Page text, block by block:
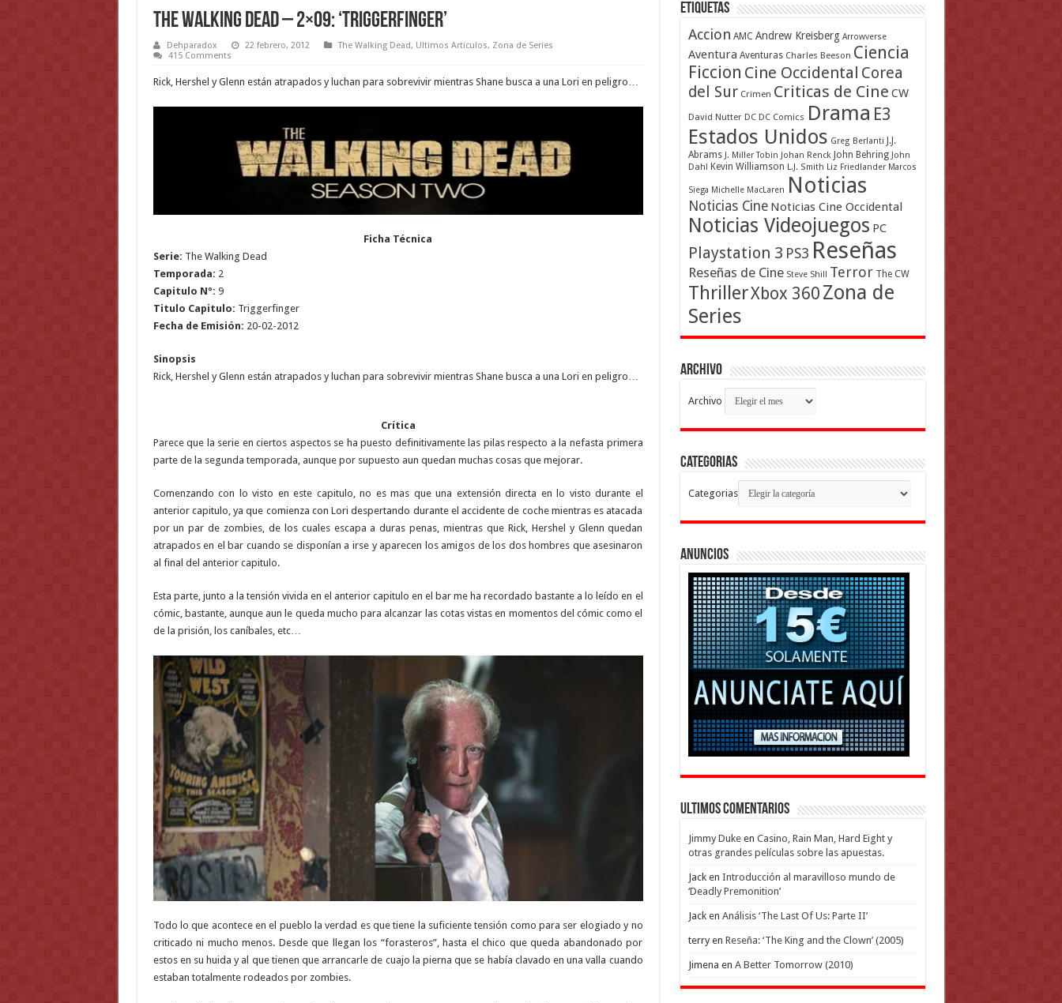
The Walking Dead – 2×09: ‘Triggerfinger’
Dehparadox 22 febrero, 2012 The Walking Dead, Ultimos Articulos, Zona de Series
415 Comments
Rick, Hershel y Glenn están atrapados y luchan para sobrevivir mientras Shane busca a una Lori en peligro…
Ficha Técnica
Serie: The Walking Dead
Temporada: 2
Capitulo Nº: 9
Titulo Capitulo: Triggerfinger
Fecha de Emisión: 20-02-2012
Sinopsis
Rick, Hershel y Glenn están atrapados y luchan para sobrevivir mientras Shane busca a una Lori en peligro…
Crítica
Parece que la serie en ciertos aspectos se ha puesto definitivamente las pilas respecto a la nefasta primera
parte de la segunda temporada, aunque por supuesto aun quedan muchas cosas que mejorar.
Comenzando con lo visto en este capitulo, no es mas que una extensión directa en lo visto durante el
anterior capitulo, ya que comienza con Lori despertando durante el accidente de coche mientras es atacada
por un par de zombies, de los cuales escapa a duras penas, mientras que Rick, Hershel y Glenn quedan
atrapados en el bar cuando se disponían a irse y aparecen los amigos de los dos hombres que asesinaron
al final del anterior capitulo.
Esta parte, junto a la tensión vivida en el anterior capitulo en el bar me ha recordado bastante a lo leído en el
cómic, bastante, aunque aun le queda mucho para alcanzar las cotas vistas en momentos del cómic como el
de la prisión, los caníbales, etc…
Todo lo que acontece en el pueblo la verdad es que tiene la suficiente tensión como para ser elogiado y no
criticado ni mucho menos. Desde que llegan los “forasteros”, hasta el chico que queda abandonado por
estos en su huida y al que tienen que arrancarle de cuajo la pierna que se había clavado en una valla cuando
estaban totalmente rodeados por zombies.
Etiquetas
Accion AMC Andrew Kreisberg Arrowverse
Aventura Aventuras Charles Beeson Ciencia
Ficcion Cine Occidental Corea
del Sur Crimen Criticas de Cine CW
David Nutter DC DC Comics Drama E3
Estados Unidos Greg Berlanti
J.J.
Abrams J. Miller Tobin Johan Renck John Behring John
Dahl Kevin Williamson L.J. Smith Liz Friedlander Marcos
Siega Michelle MacLaren Noticias
Noticias Cine Noticias Cine Occidental
Noticias Videojuegos PC
Playstation 3 PS3 Reseñas
Reseñas de Cine Steve Shill Terror The CW
ThrillerXbox 360 Zona de
Series
Archivo
Archivo
Categorias
Categorias
Anuncios
Ultimos Comentarios
Jimmy Dukeen Casino, Rain Man, Hard Eight y
otras grandes películas sobre las apuestas.
Jacken Introducción al maravilloso mundo de
‘Deadly Premonition’
Jacken Análisis ‘The Last Of Us: Parte II’
terryen Reseña: ‘The King and the Clown’ (2005)
Jimena en A Better Tomorrow (2010)